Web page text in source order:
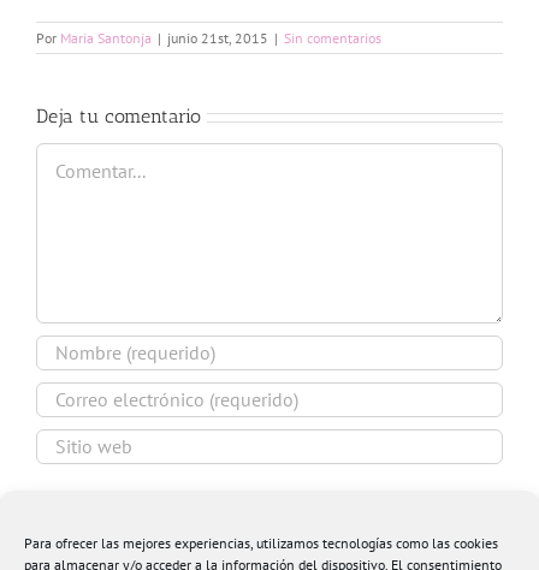
Para ofrecer las mejores experiencias, utilizamos tecnologías como las cookies
para almacenar y/o acceder a la información del dispositivo. El consentimiento
Por Maria Santonja | junio 21st, 2015 | Sin comentarios
Deja tu comentario
Comentar
navegador para la próxima vez que comente.